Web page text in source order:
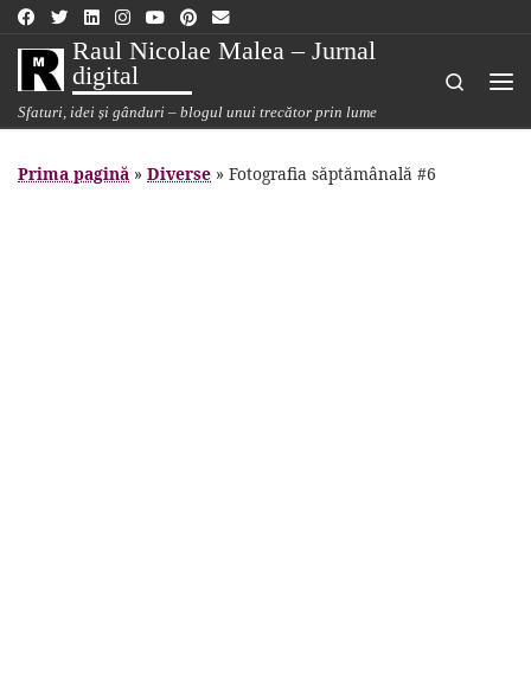
Raul Nicolae Malea – Jurnal
digital
Sfaturi, idei și gânduri – blogul unui trecător prin lume
Search
Prima pagină » Diverse » Fotografia săptămânală #6